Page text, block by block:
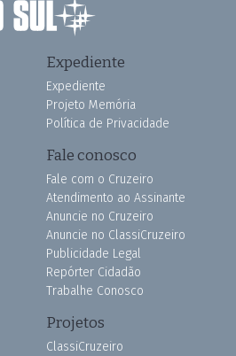
Expediente
Expediente
Projeto Memória
Política de Privacidade
Fale conosco
Fale com o Cruzeiro
Atendimento ao Assinante
Anuncie no Cruzeiro
Anuncie no ClassiCruzeiro
Publicidade Legal
Repórter Cidadão
Trabalhe Conosco
Projetos
ClassiCruzeiro